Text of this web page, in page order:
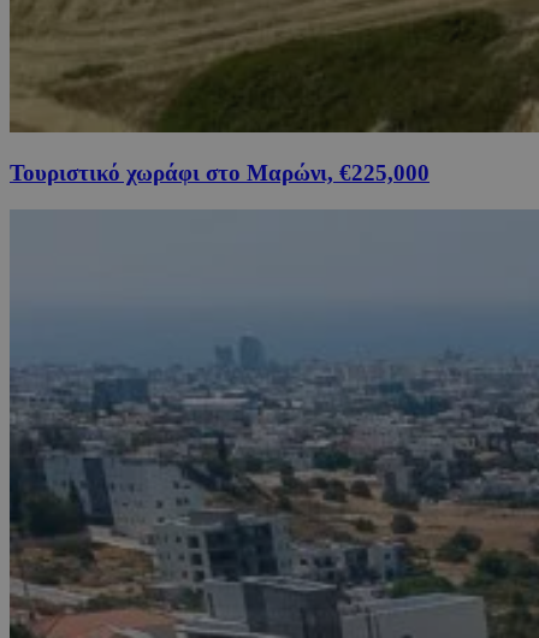
Τουριστικό χωράφι στο Μαρώνι, €225,000